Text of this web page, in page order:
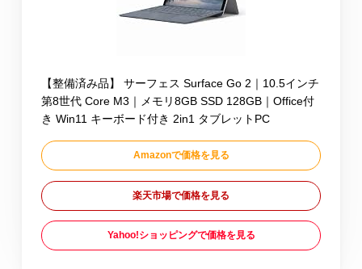
【整備済み品】 サーフェス Surface Go 2｜10.5インチ
第8世代 Core M3｜メモリ8GB SSD 128GB｜Office付
き Win11 キーボード付き 2in1 タブレットPC
Amazonで価格を見る
楽天市場で価格を見る
Yahoo!ショッピングで価格を見る